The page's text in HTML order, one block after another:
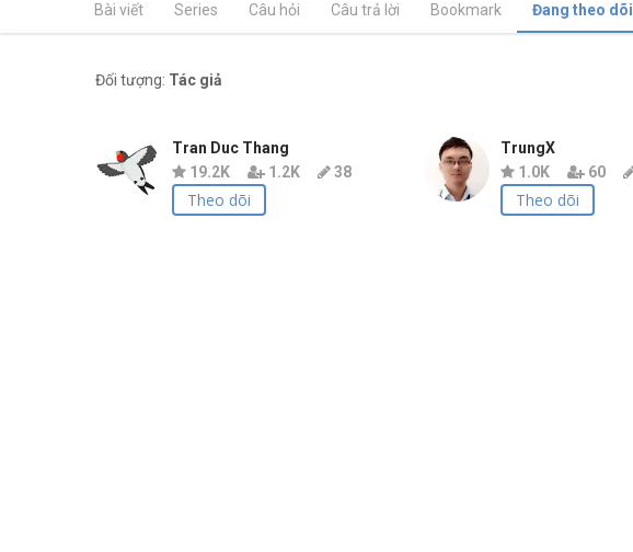
Bài viết Series Câu hỏi Câu trả lời Bookmark Đang theo dõi
Đối tượng: Tác giả
Tran Duc Thang
19.2K
1.2K 38
Theo dõi
TrungX
1.0K
60
Theo dõi